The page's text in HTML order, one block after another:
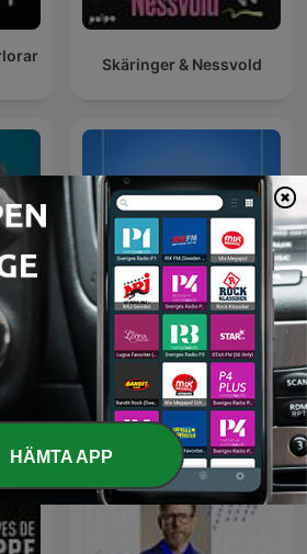
Skäringer & Nessvold
Inaktuellt
HÄMTA APP